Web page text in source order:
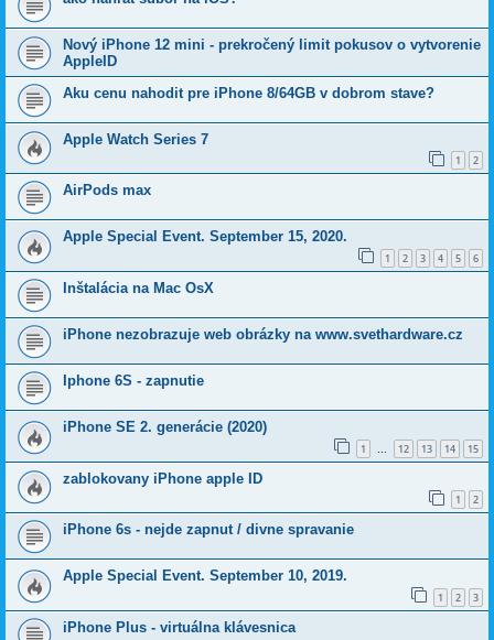
Nový iPhone 12 mini - prekročený limit pokusov o vytvorenie
AppleID
Aku cenu nahodit pre iPhone 8/64GB v dobrom stave?
Apple Watch Series 7
1 2
AirPods max
Apple Special Event. September 15, 2020.
1 2 3 4 5 6
Inštalácia na Mac OsX
iPhone nezobrazuje web obrázky na www.svethardware.cz
Iphone 6S - zapnutie
iPhone SE 2. generácie (2020)
1 … 12 13 14 15
zablokovany iPhone apple ID
1 2
iPhone 6s - nejde zapnut / divne spravanie
Apple Special Event. September 10, 2019.
1 2 3
iPhone Plus - virtuálna klávesnica